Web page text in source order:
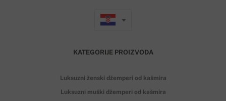
KATEGORIJE PROIZVODA
Luksuzni ženski džemperi od kašmira
Luksuzni muški džemperi od kašmira